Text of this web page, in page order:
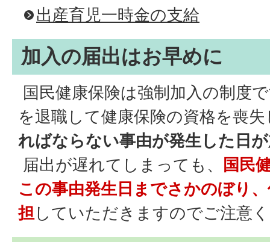
出産育児一時金の支給
加入の届出はお早めに
国民健康保険は強制加入の制度
を退職して健康保険の資格を喪
ればならない事由が発生した日
届出が遅れてしまっても、
国民
この事由発生日までさかのぼり
担していただきますのでご注意